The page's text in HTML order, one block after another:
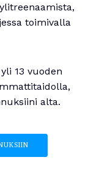
toimivalla
13 vuoden
alta.